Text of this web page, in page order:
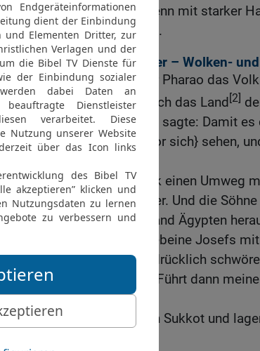
zwischen deinen Augen, denn mit starker
aus Ägypten herausgeführt.
Israels Zug zum Schilfmeer – Wolken-
17 Und es geschah, als der Pharao das
Gott sie nicht den Weg durch das Land[2]
der nächste war. Denn Gott sagte: Damit
gereut, wenn sie Kampf {vor sich} sehen,
18 Daher ließ Gott das Volk einen Umweg
Wüstenweg zum Schilfmeer. Und die
kampfgerüstet aus dem Land Ägypten
Mose aber nahm die Gebeine Josefs
hatte die Söhne Israel ausdrücklich
euch gewiss heimsuchen. Führt dann
von hier hinauf!
20 Und sie brachen auf von Sukkot und